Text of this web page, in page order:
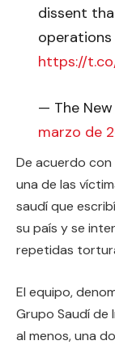
dissent
operations
https://
— The
marzo de
De acuerdo con
una de las
saudí que
su país y se
repetidas
El equipo,
Grupo Saudí de
al menos, una